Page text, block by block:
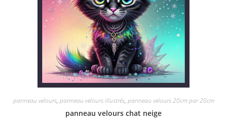
panneau velours, panneau velours illustrés, panneau velours 20cm par 20cm
panneau velours chat neige